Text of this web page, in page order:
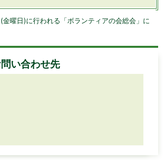
曜日)に行われる「ボランティアの会総会」に
い合わせ先